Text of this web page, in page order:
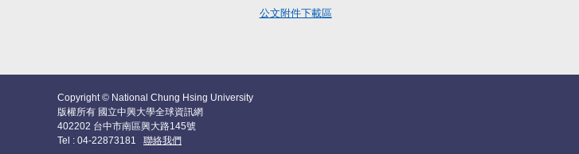
公文附件下載區
Copyright © National Chung Hsing University
版權所有 國立中興大學全球資訊網
402202 台中市南區興大路145號
Tel : 04-22873181 聯絡我們